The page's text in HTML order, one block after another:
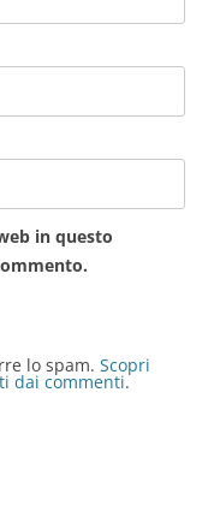
in questo
lo spam. Scopri
dai commenti.